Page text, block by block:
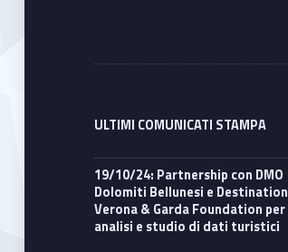
ULTIMI COMUNICATI STAMPA
19/10/24: Partnership con DMO
Dolomiti Bellunesi e Destination
Verona & Garda Foundation per
analisi e studio di dati turistici